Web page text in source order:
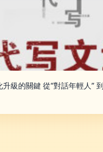
級的關鍵 從“對話年輕人”